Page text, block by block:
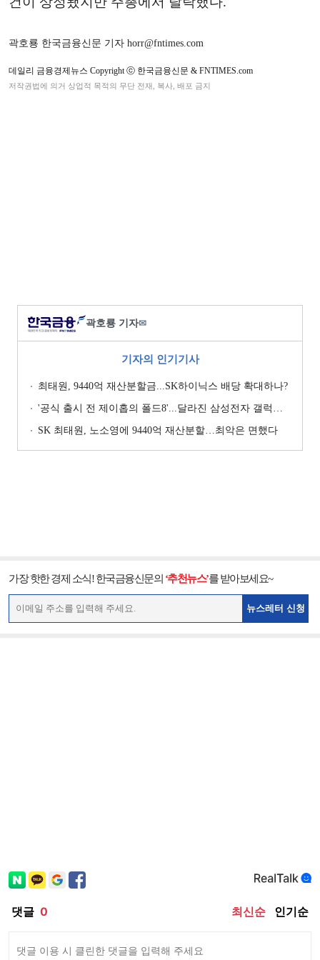
곽호룡 한국금융신문 기자 horr@fntimes.com
데일리 금융경제뉴스 Copyright ⓒ 한국금융신문 & FNTIMES.com
저작권법에 의거 상업적 목적의 무단 전재, 복사, 배포 금지
곽호룡 기자✉
기자의 인기기사
최태원, 9440억 재산분할금...SK하이닉스 배당 확대하나?
'공식 출시 전 제이홉의 폴드8'...달라진 삼성전자 갤럭시 마케팅?
SK 최태원, 노소영에 9440억 재산분할…최악은 면했다
가장 핫한 경제 소식! 한국금융신문의 ‘추천뉴스’를 받아보세요~
뉴스레터 신청